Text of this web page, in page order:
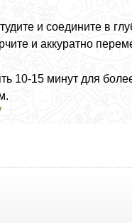
и соедините в
и аккуратно
10-15 минут для